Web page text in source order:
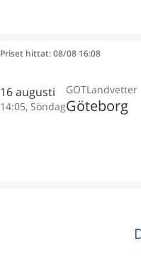
Priset hittat: 08/08 16:08
16 augusti
14:05, Söndag
GOTLandvetter
Göteborg